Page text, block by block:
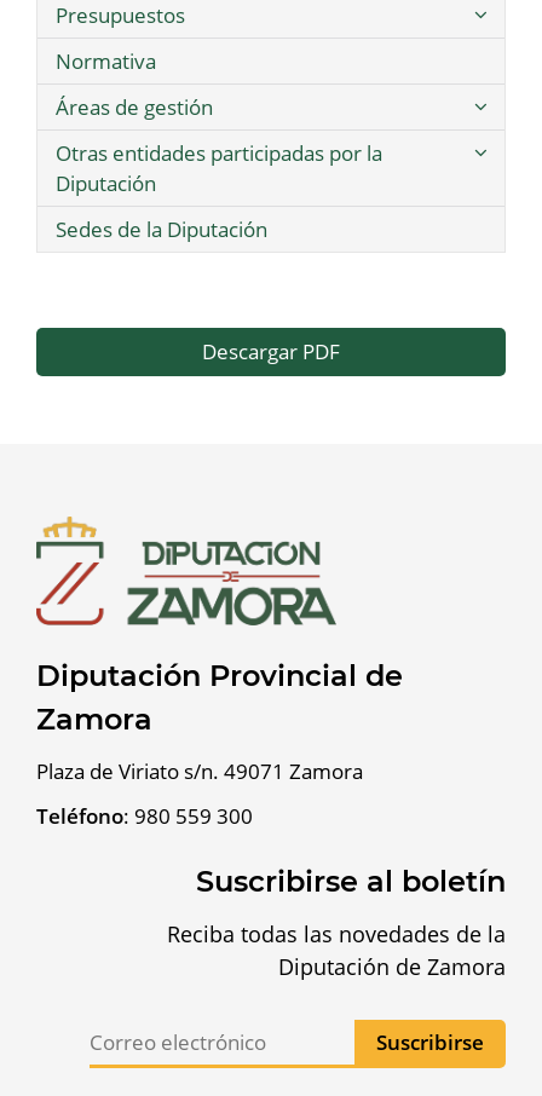
Presupuestos
Normativa
Áreas de gestión
Otras entidades participadas por la
Diputación
Sedes de la Diputación
Descargar PDF
Diputación Provincial de
Zamora
Plaza de Viriato s/n. 49071 Zamora
Teléfono: 980 559 300
Suscribirse al boletín
Reciba todas las novedades de la
Diputación de Zamora